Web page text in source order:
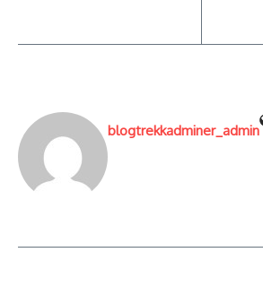
blogtrekkadminer_admin